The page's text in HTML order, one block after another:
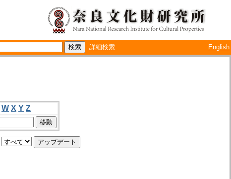
詳細検索 English
W X Y Z